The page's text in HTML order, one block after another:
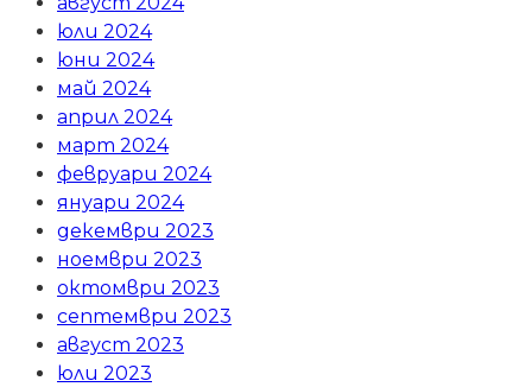
юли 2024
юни 2024
май 2024
април 2024
март 2024
февруари 2024
януари 2024
декември 2023
ноември 2023
октомври 2023
септември 2023
август 2023
юли 2023